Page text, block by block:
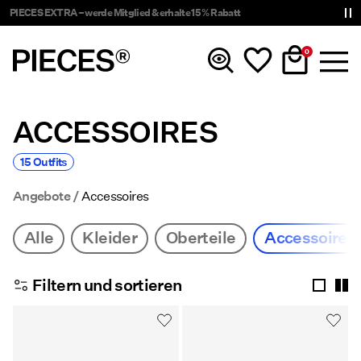
PIECES EXTRA – werde Mitglied & erhalte 15 % Rabatt
0
Neuheiten
Kleidung
Accessoires
Trending
Shop The Look
ACCESSOIRES
15 Outfits
Angebote Accessoires
Alle Kleider Oberteile Accessoires
Filtern und sortieren